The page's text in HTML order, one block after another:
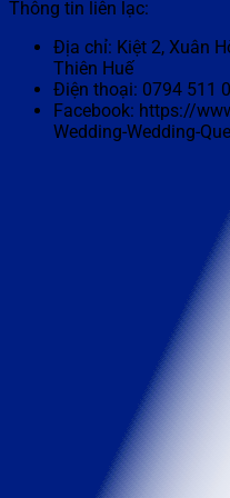
Thông tin liên lạc:
Địa chỉ: Kiệt 2, Xuân
Thiên Huế
Điện thoại: 0794 511
Facebook: https://
Wedding-Wedding-